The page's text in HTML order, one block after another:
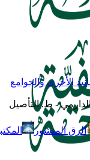
- ط. التأصيل
الرق المنشور